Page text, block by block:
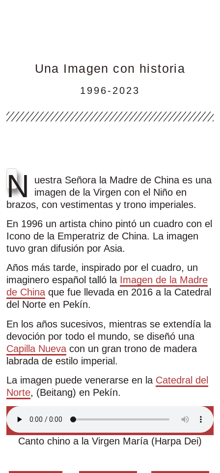
Una Imagen con historia
1996-2023
N
uestra Señora la Madre de China es una
imagen de la Virgen con el Niño en
brazos, con vestimentas y trono imperiales.
En 1996 un artista chino pintó un cuadro con el
Icono de la Emperatriz de China. La imagen
tuvo gran difusión por Asia.
Años más tarde, inspirado por el cuadro, un
imaginero español talló la Imagen de la Madre
de China que fue llevada en 2016 a la Catedral
del Norte en Pekín.
En los años sucesivos, mientras se extendía la
devoción por todo el mundo, se diseñó una
Capilla Nueva con un gran trono de madera
labrada de estilo imperial.
La imagen puede venerarse en la Catedral del
Norte, (Beitang) en Pekín.
Canto chino a la Virgen María (Harpa Dei)